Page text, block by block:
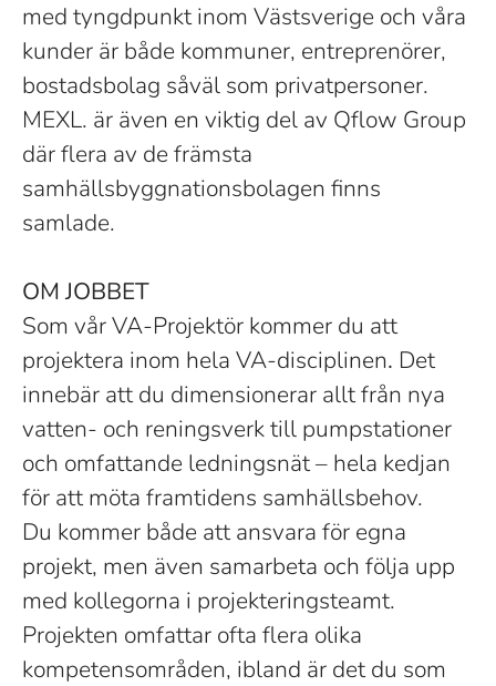
med tyngdpunkt inom Västsverige och våra
kunder är både kommuner, entreprenörer,
bostadsbolag såväl som privatpersoner.
MEXL. är även en viktig del av Qflow Group
där flera av de främsta
samhällsbyggnationsbolagen finns
samlade.
OM JOBBET
Som vår VA-Projektör kommer du att
projektera inom hela VA-disciplinen. Det
innebär att du dimensionerar allt från nya
vatten- och reningsverk till pumpstationer
och omfattande ledningsnät – hela kedjan
för att möta framtidens samhällsbehov.
Du kommer både att ansvara för egna
projekt, men även samarbeta och följa upp
med kollegorna i projekteringsteamt.
Projekten omfattar ofta flera olika
kompetensområden, ibland är det du som